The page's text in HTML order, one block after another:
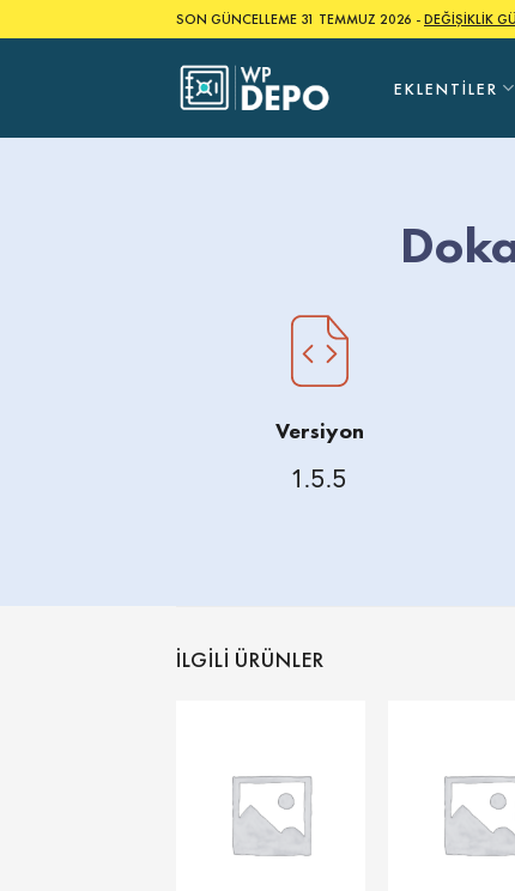
to
SON GÜNCELLEME 31 TEMMUZ 2026 -DEĞİŞİKLİK
EKLENTILER
Versiyon
1.5.5
İLGILI ÜRÜNLER